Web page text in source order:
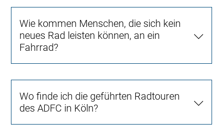
Wie kommen Menschen, die sich kein
neues Rad leisten können, an ein
Fahrrad?
Wo finde ich die geführten Radtouren
des ADFC in Köln?